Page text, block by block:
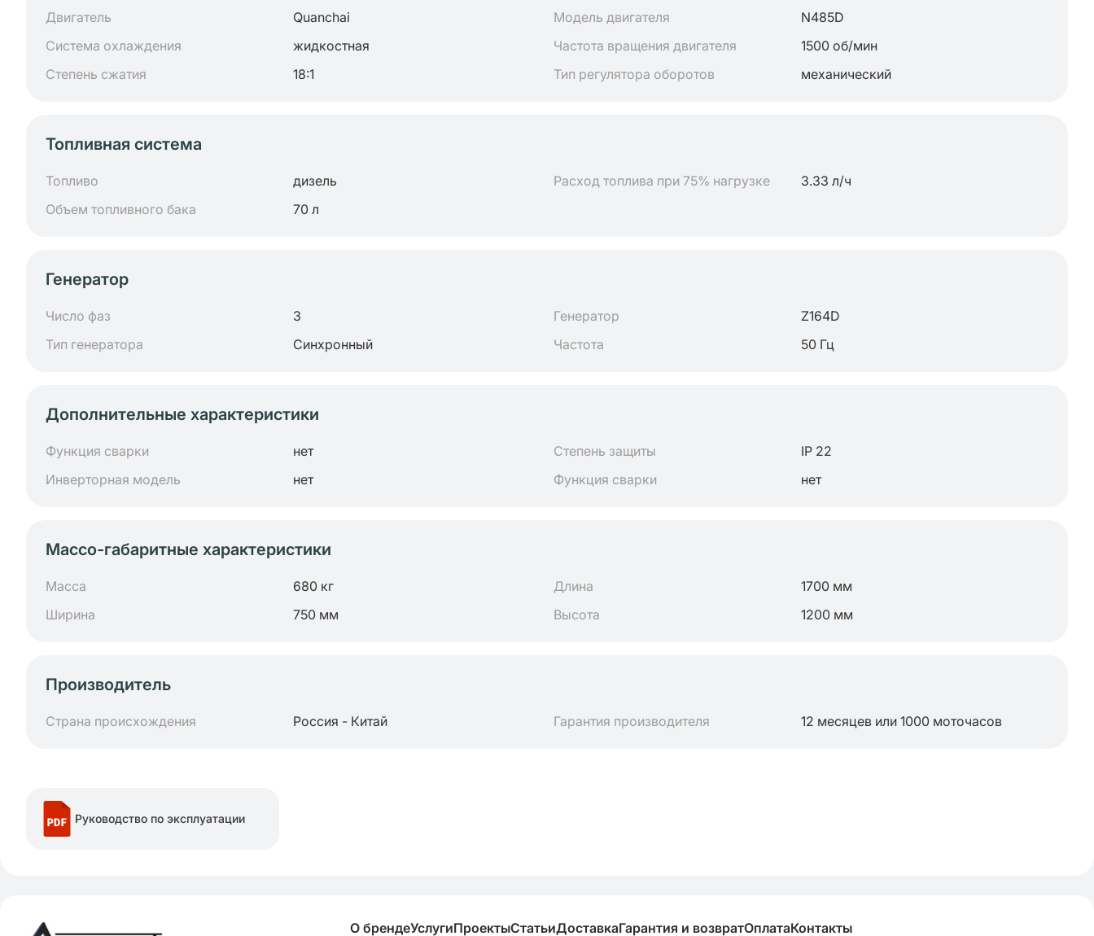
Двигатель Quanchai Модель двигателя
N485D
Система охлаждения
жидкостная Частота вращения двигателя
1500 об/мин
Степень сжатия
18:1 Тип регулятора оборотов механический
Топливная система
Топливо дизель Расход топлива при 75% нагрузке
3.33 л/ч
Объем топливного бака
70 л
Генератор
Число фаз 3 Генератор
Z164D
Тип генератора
Синхронный Частота 50 Гц
Дополнительные характеристики
Функция сварки нет Степень защиты
IP 22
Инверторная модель
нет Функция сварки нет
Массо-габаритные характеристики
Масса 680 кг Длина
1700 мм
Ширина
750 мм Высота 1200 мм
Производитель
Страна происхождения Россия - Китай Гарантия производителя 12 месяцев или 1000 моточасов
Руководство по эксплуатации
О брендеУслугиПроектыСтатьиДоставкаГарантия и возвратОплатаКонтакты